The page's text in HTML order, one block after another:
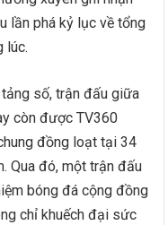
lần phá kỷ lục về tổng
lúc.
số, trận đấu giữa
còn được TV360
đồng loạt tại 34
Qua đó, một trận đấu
bóng đá cộng đồng
chỉ khuếch đại sức